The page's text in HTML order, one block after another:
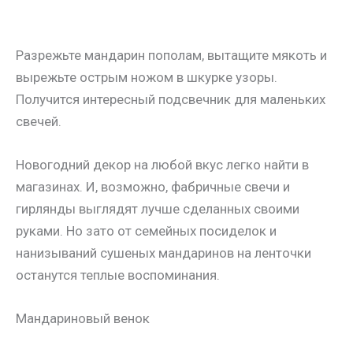
Разрежьте мандарин пополам, вытащите мякоть и
вырежьте острым ножом в шкурке узоры.
Получится интересный подсвечник для маленьких
свечей.
Новогодний декор на любой вкус легко найти в
магазинах. И, возможно, фабричные свечи и
гирлянды выглядят лучше сделанных своими
руками. Но зато от семейных посиделок и
нанизываний сушеных мандаринов на ленточки
останутся теплые воспоминания.
Мандариновый венок